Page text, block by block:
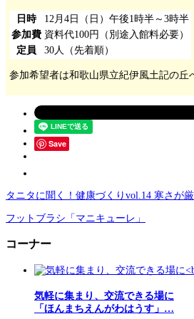
日時
12月4日（日）午後1時半～3時半
参加費 資料代100円（別途入館料必要）
定員
30人（先着順）
参加希望者は和歌山県立紀伊風土記の丘
Save
タニタに聞く！健康づくりvol.14 寒さが
フットブラシ「マニキューレ」
コーナー
気軽に集まり、交流できる場に
「ほんまちえんがわはうす」…